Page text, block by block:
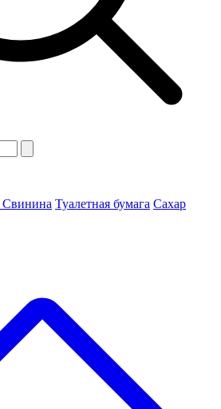
Cвинина Туалетная бумага Сахар